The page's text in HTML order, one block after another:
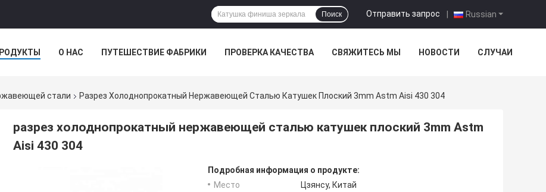
Russian
Отправить запрос |
Поиск
О НАС ПУТЕШЕСТВИЕ ФАБРИКИ ПРОВЕРКА КАЧЕСТВА СВЯЖИТЕСЬ МЫ НОВОСТИ СЛУЧАИ
стали Разрез Холоднопрокатный Нержавеющей Сталью Катушек Плоский 3mm Astm Aisi 430 304
разрез холоднопрокатный нержавеющей сталью катушек плоский 3mm Astm
Aisi 430 304
Подробная информация о продукте:
Место
Цзянсу, Китай